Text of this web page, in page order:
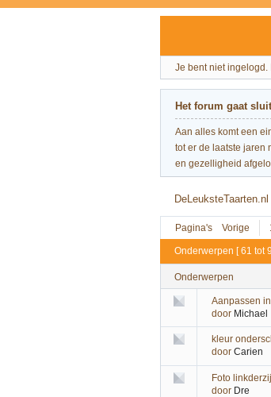
Je bent niet ingelogd.
Het forum gaat
Aan alles komt een
tot er de laatste jaren
en gezelligheid
DeLeuksteTaarten.nl
Pagina's Vorige
Onderwerpen [ 61 tot
Onderwerpen
Aanpassen
door Michael
kleur
door Carien
Foto
door Dre